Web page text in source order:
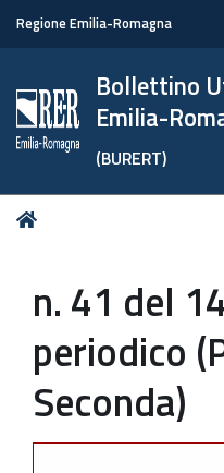
Regione Emilia-Romagna
Bollettino
Emilia-
(BURERT)
Tu
n. 41 del
periodico
Seconda)